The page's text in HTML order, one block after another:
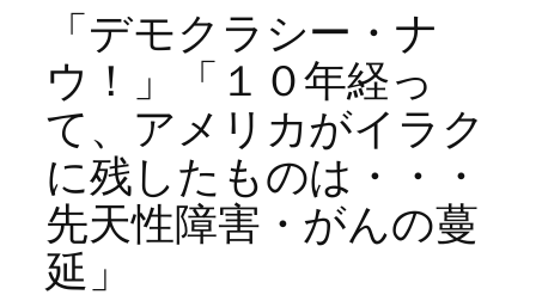
「デモクラシー・ナ
ウ！」「１０年経っ
て、アメリカがイラク
に残したものは・・・
先天性障害・がんの蔓
延」